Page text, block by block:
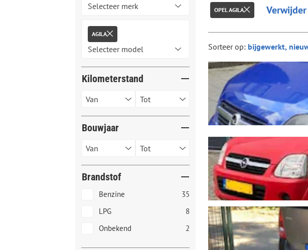
AGILA
Kilometerstand
Bouwjaar
Brandstof
Benzine
35
LPG
8
Onbekend
2
OPEL AGILA Verwijder
Sorteer op: